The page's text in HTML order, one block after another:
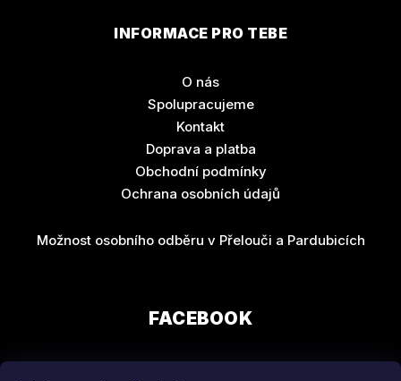
INFORMACE PRO TEBE
O nás
Spolupracujeme
Kontakt
Doprava a platba
Obchodní podmínky
Ochrana osobních údajů
Možnost osobního odběru v Přelouči a Pardubicích
FACEBOOK